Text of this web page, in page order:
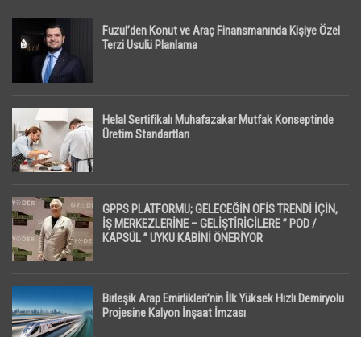
Fuzul’den Konut ve Araç Finansmanında Kişiye Özel
Terzi Usulü Planlama
Helal Sertifikalı Muhafazakar Mutfak Konseptinde
Üretim Standartları
GPPS PLATFORMU; GELECEĞİN OFİS TRENDİ İÇİN,
İŞ MERKEZLERİNE – GELİŞTİRİCİLERE ” POD /
KAPSÜL ” UYKU KABİNİ ÖNERİYOR
Birleşik Arap Emirlikleri’nin İlk Yüksek Hızlı Demiryolu
Projesine Kalyon İnşaat İmzası